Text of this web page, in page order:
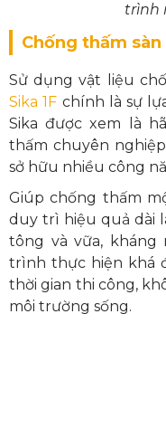
trình
Chống thấm
Sử dụng vật liệu
Sika 1F chính là sự
Sika được xem là
thấm chuyên
sở hữu nhiều công
Giúp chống thấm
duy trì hiệu quả dài
tông và vữa, kháng
trình thực hiện khá
thời gian thi công,
môi trường sống.